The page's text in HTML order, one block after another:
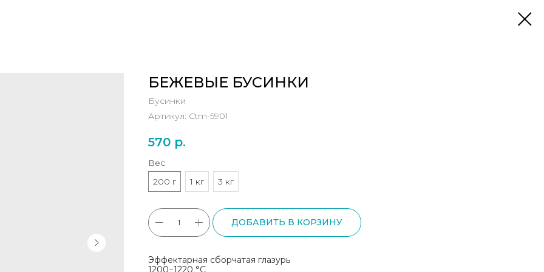
БЕЖЕВЫЕ БУСИНКИ
Бусинки
Артикул: Ctm-5901
570 р.
Вес
200 г
1 кг 3 кг
ДОБАВИТЬ В КОРЗИНУ
Эффектарная сборчатая глазурь
1200−1220 °C